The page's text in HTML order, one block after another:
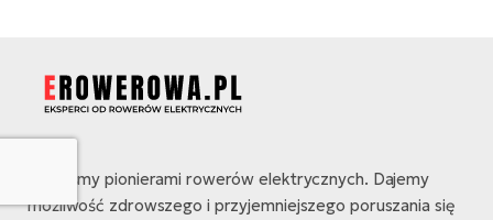
Jesteśmy pionierami rowerów elektrycznych. Dajemy
możliwość zdrowszego i przyjemniejszego poruszania się